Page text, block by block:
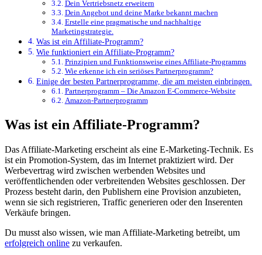
Dein Vertriebsnetz erweitern
Dein Angebot und deine Marke bekannt machen
Erstelle eine pragmatische und nachhaltige
Marketingstrategie.
Was ist ein Affiliate-Programm?
Wie funktioniert ein Affiliate-Programm?
Prinzipien und Funktionsweise eines Affiliate-Programms
Wie erkenne ich ein seriöses Partnerprogramm?
Einige der besten Partnerprogramme, die am meisten einbringen.
Partnerprogramm – Die Amazon E-Commerce-Website
Amazon-Partnerprogramm
Was ist ein Affiliate-Programm?
Das Affiliate-Marketing erscheint als eine E-Marketing-Technik. Es
ist ein Promotion-System, das im Internet praktiziert wird. Der
Werbevertrag wird zwischen werbenden Websites und
veröffentlichenden oder verbreitenden Websites geschlossen. Der
Prozess besteht darin, den Publishern eine Provision anzubieten,
wenn sie sich registrieren, Traffic generieren oder den Inserenten
Verkäufe bringen.
Du musst also wissen, wie man Affiliate-Marketing betreibt, um
erfolgreich online zu verkaufen.